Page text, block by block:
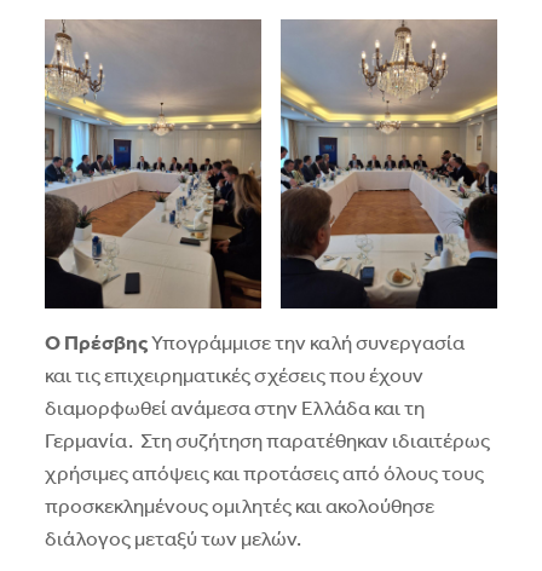
Ο ΠρέσβηςΥπογράμμισε την καλή συνεργασία
και τις επιχειρηματικές σχέσεις που έχουν
διαμορφωθεί ανάμεσα στην Ελλάδα και τη
Γερμανία. Στη συζήτηση παρατέθηκαν ιδιαιτέρως
χρήσιμες απόψεις και προτάσεις από όλους τους
προσκεκλημένους ομιλητές και ακολούθησε
διάλογος μεταξύ των μελών.